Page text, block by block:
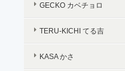
GECKO カベチョロ
TERU-KICHI てる吉
KASA かさ